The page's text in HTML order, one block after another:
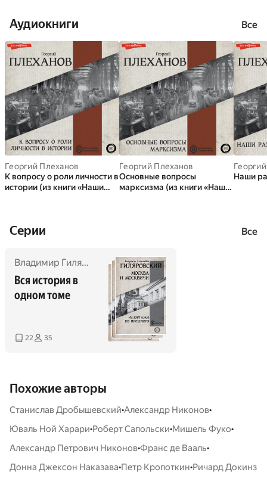
Аудиокниги Все
Георгий Плеханов
К вопросу о роли личности в
истории (из книги «Наши
марксизма»)
Георгий Плеханов
Основные вопросы
марксизма (из книги «Наши
Наши
Cерии Все
Владимир Гиляровский ,Николай Костомаров
Вся история в
одном томе
22 35
Похожие авторы
Станислав Дробышевский•Александр Никонов•
Юваль Ной Харари•Роберт Сапольски•Мишель Фуко•
Александр Петрович Никонов•Франс де Вааль•
Донна Джексон Наказава•Петр Кропоткин•Ричард Докинз